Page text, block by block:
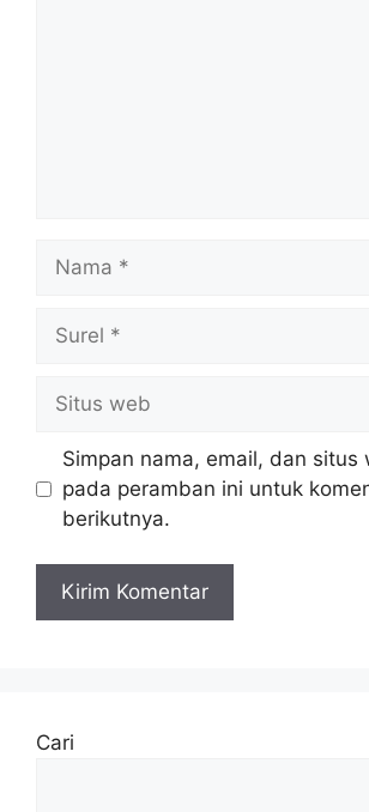
web
Simpan nama, email, dan situs
pada peramban ini untuk
berikutnya.
Cari